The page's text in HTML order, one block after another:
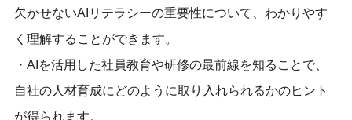
欠かせないAIリテラシーの重要性について、わかりやす
く理解することができます。
・AIを活用した社員教育や研修の最前線を知ることで、
自社の人材育成にどのように取り入れられるかのヒント
が得られます。